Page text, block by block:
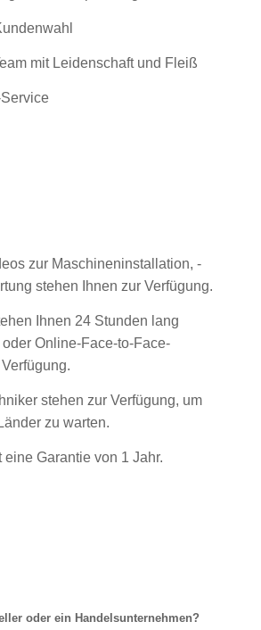
mit Leidenschaft und Fleiß
zur Maschineninstallation, -
stehen Ihnen zur Verfügung.
Ihnen 24 Stunden lang
Online-Face-to-Face-
stehen zur Verfügung, um
zu warten.
Garantie von 1 Jahr.
oder ein Handelsunternehmen?